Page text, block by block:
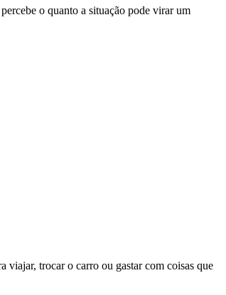
o quanto a situação pode virar um
viajar, trocar o carro ou gastar com coisas que